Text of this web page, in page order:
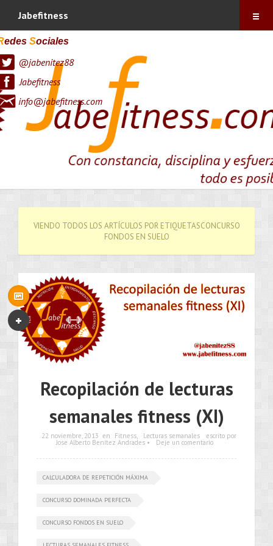
Jabefitness
edes Sociales
@jabenitez88
Jabefitness
info@jabefitness.com
Vitónica
Blog
Contacto
VIENDO TODOS LOS ARTÍCULOS POR ETIQUETASCONCURSO
FONDOS EN SUELO
Recopilación de lecturas
semanales fitness (XI)
22 noviembre, 2013 en Fitness, Lecturas semanales escrito por
Jose Alberto Benítez Andrades • Deje un comentario
CALCULADORA DE REPETICIÓN MÁXIMA
CONCURSO DOMINADA PERFECTA
CONCURSO FONDOS EN SUELO